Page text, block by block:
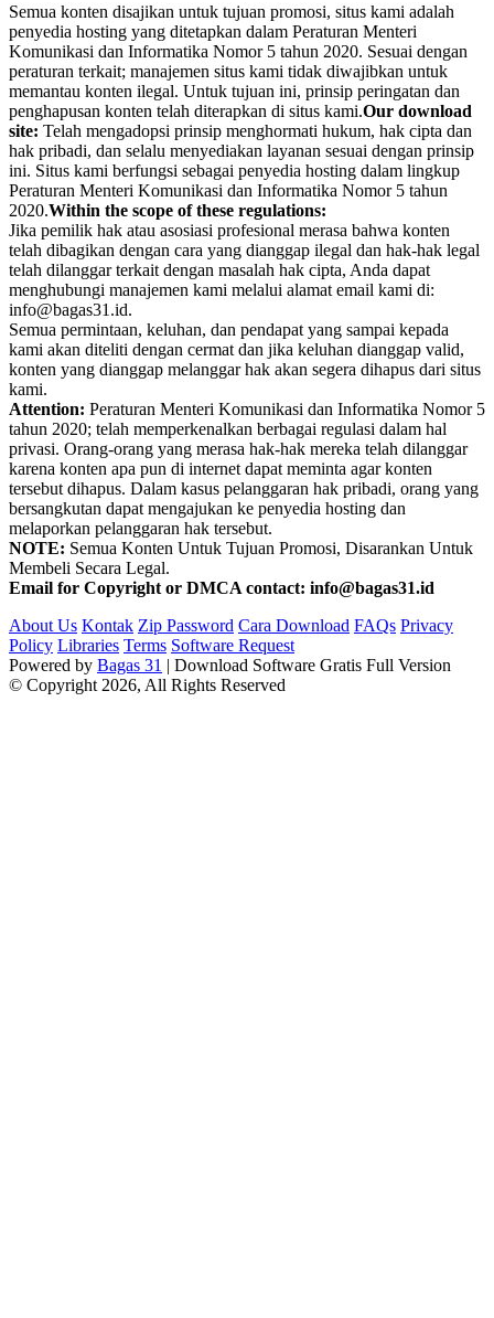
Semua konten disajikan untuk tujuan promosi, situs kami adalah
penyedia hosting yang ditetapkan dalam Peraturan Menteri
Komunikasi dan Informatika Nomor 5 tahun 2020. Sesuai dengan
peraturan terkait; manajemen situs kami tidak diwajibkan untuk
memantau konten ilegal. Untuk tujuan ini, prinsip peringatan dan
penghapusan konten telah diterapkan di situs kami.Our download
site: Telah mengadopsi prinsip menghormati hukum, hak cipta dan
hak pribadi, dan selalu menyediakan layanan sesuai dengan prinsip
ini. Situs kami berfungsi sebagai penyedia hosting dalam lingkup
Peraturan Menteri Komunikasi dan Informatika Nomor 5 tahun
2020.Within the scope of these regulations:
Jika pemilik hak atau asosiasi profesional merasa bahwa konten
telah dibagikan dengan cara yang dianggap ilegal dan hak-hak legal
telah dilanggar terkait dengan masalah hak cipta, Anda dapat
menghubungi manajemen kami melalui alamat email kami di:
info@bagas31.id.
Semua permintaan, keluhan, dan pendapat yang sampai kepada
kami akan diteliti dengan cermat dan jika keluhan dianggap valid,
konten yang dianggap melanggar hak akan segera dihapus dari situs
kami.
Attention: Peraturan Menteri Komunikasi dan Informatika Nomor 5
tahun 2020; telah memperkenalkan berbagai regulasi dalam hal
privasi. Orang-orang yang merasa hak-hak mereka telah dilanggar
karena konten apa pun di internet dapat meminta agar konten
tersebut dihapus. Dalam kasus pelanggaran hak pribadi, orang yang
bersangkutan dapat mengajukan ke penyedia hosting dan
melaporkan pelanggaran hak tersebut.
NOTE: Semua Konten Untuk Tujuan Promosi, Disarankan Untuk
Membeli Secara Legal.
Email for Copyright or DMCA contact: info@bagas31.id
About Us Kontak Zip Password Cara Download FAQs Privacy
Policy Libraries Terms Software Request
Powered by Bagas 31 | Download Software Gratis Full Version
© Copyright 2026, All Rights Reserved